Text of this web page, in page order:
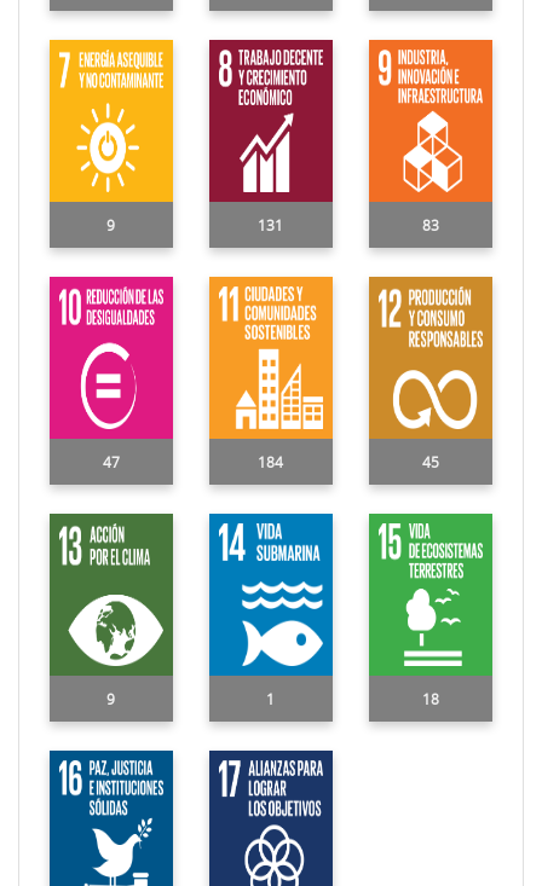
9 131 83
47 184 45
9 1 18